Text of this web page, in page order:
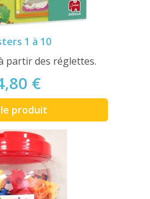
1 à 10
partir des réglettes.
€
produit